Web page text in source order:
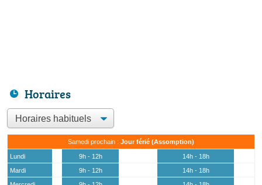
Horaires
Samedi prochain : Jour férié (Assomption)
Lundi 9h - 12h
14h - 18h
Mardi
9h - 12h
14h - 18h